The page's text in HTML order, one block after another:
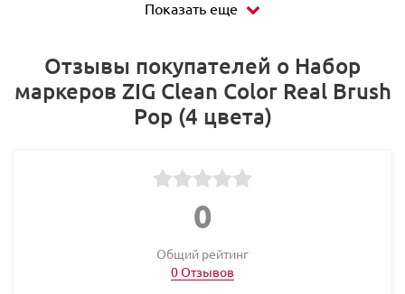
Показать еще
Отзывы покупателей о Набор
маркеров ZIG Clean Color Real Brush
Pop (4 цвета)
0
Общий рейтинг
0 Отзывов